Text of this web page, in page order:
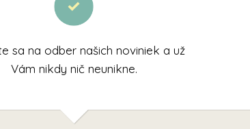
sa na odber našich noviniek a už
Vám nikdy nič neunikne.